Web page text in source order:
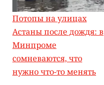
Потопы на улицах
Астаны после дождя: в
Минпроме
сомневаются, что
нужно что-то менять